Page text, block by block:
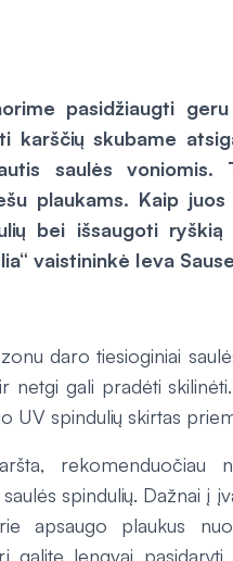
pasidžiaugti
karščių skubame
saulės voniomis.
plaukams. Kaip
bei išsaugoti ryškią
vaistininkė Ieva
daro tiesioginiai
netgi gali pradėti
UV spindulių skirtas
rekomenduočiau
spindulių. Dažnai į
apsaugo plaukus
galite lengvai